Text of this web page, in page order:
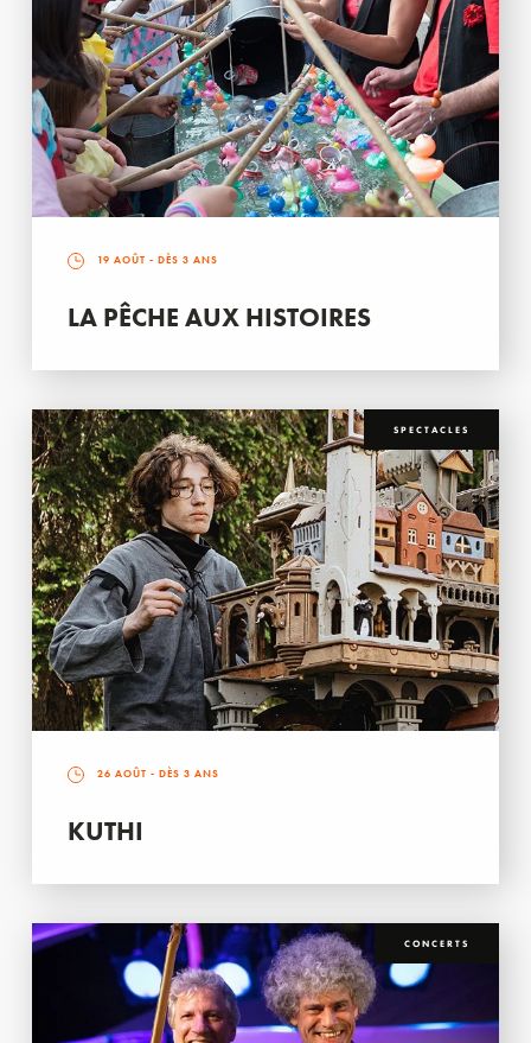
19 AOÛT - DÈS 3 ANS
LA PÊCHE AUX HISTOIRES
SPECTACLES
26 AOÛT - DÈS 3 ANS
KUTHI
CONCERTS